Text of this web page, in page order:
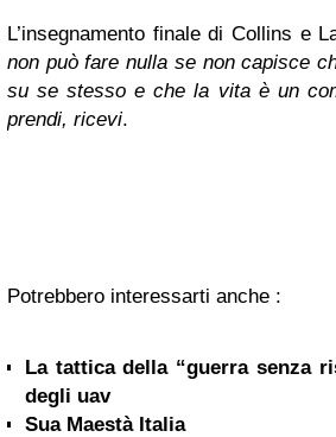
L’insegnamento finale di Collins e
non può fare nulla se non capisce
su se stesso e che la vita è un
prendi, ricevi.
Potrebbero interessarti anche :
La tattica della “guerra senza
degli uav
Sua Maestà Italia